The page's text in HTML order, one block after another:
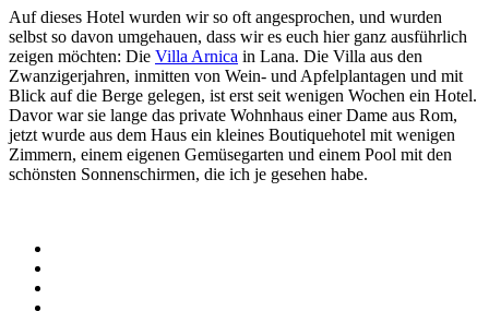
Auf dieses Hotel wurden wir so oft angesprochen, und wurden
selbst so davon umgehauen, dass wir es euch hier ganz ausführlich
zeigen möchten: Die Villa Arnica in Lana. Die Villa aus den
Zwanzigerjahren, inmitten von Wein- und Apfelplantagen und mit
Blick auf die Berge gelegen, ist erst seit wenigen Wochen ein Hotel.
Davor war sie lange das private Wohnhaus einer Dame aus Rom,
jetzt wurde aus dem Haus ein kleines Boutiquehotel mit wenigen
Zimmern, einem eigenen Gemüsegarten und einem Pool mit den
schönsten Sonnenschirmen, die ich je gesehen habe.